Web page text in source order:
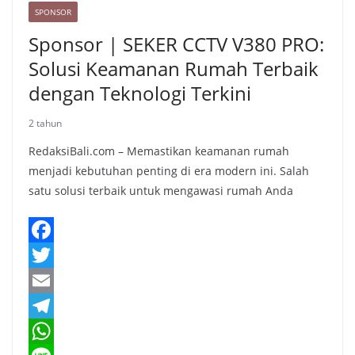
SPONSOR
Sponsor | SEKER CCTV V380 PRO:
Solusi Keamanan Rumah Terbaik
dengan Teknologi Terkini
2 tahun
RedaksiBali.com – Memastikan keamanan rumah
menjadi kebutuhan penting di era modern ini. Salah
satu solusi terbaik untuk mengawasi rumah Anda
F
a
c
e
T
w
E
m
T